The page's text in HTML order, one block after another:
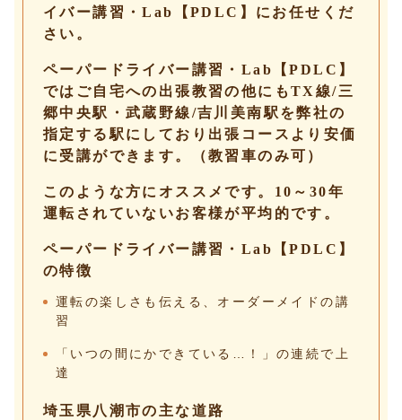
イバー講習・Lab【PDLC】にお任せくだ
さい。
ペーパードライバー講習・Lab【PDLC】
ではご自宅への出張教習の他にもTX線/三
郷中央駅・武蔵野線/吉川美南駅を弊社の
指定する駅にしており出張コースより安価
に受講ができます。（教習車のみ可）
このような方にオススメです。10～30年
運転されていないお客様が平均的です。
ペーパードライバー講習・Lab【PDLC】
の特徴
運転の楽しさも伝える、オーダーメイドの講
習
「いつの間にかできている…！」の連続で上
達
埼玉県八潮市の主な道路